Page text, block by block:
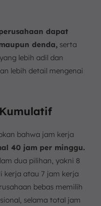
dapat
denda, serta
lebih adil dan
lebih detail mengenai
bahwa jam kerja
40 jam per minggu.
dua pilihan, yakni 8
kerja atau 7 jam kerja
bebas memilih
selama total jam